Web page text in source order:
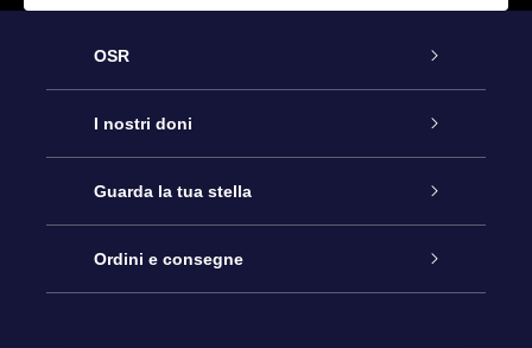
OSR
Assistenza
Contattaci
Blog
I nostri doni
Online Star Gift
Pacchetto regalo OSR
Guarda la tua stella
Registro stellare
Ordini e consegne